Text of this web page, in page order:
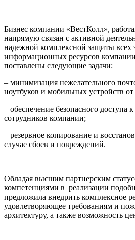
Бизнес компании «ВестКолл»,
напрямую связан с активной
надежной комплексной защиты всех
информационных ресурсов
поставлены следующие задачи:
– минимизация нежелательного
ноутбуков и мобильных устройств
– обеспечение безопасного
сотрудников компании;
– резервное копирование и
случае сбоев и повреждений.
Обладая высшим партнерским
компетенциями в реализации
предложила внедрить комплексное
удовлетворяющее требованиям и
архитектуру, а также возможность